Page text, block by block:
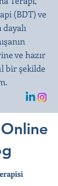
(BDT) ve
dayalı
ve hazır
bir şekilde